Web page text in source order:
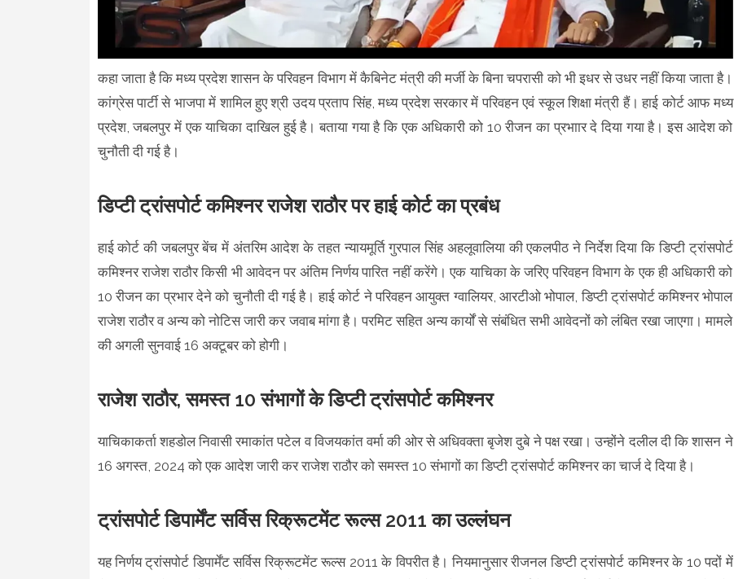
कहा जाता है कि मध्य प्रदेश शासन के परिवहन विभाग में कैबिनेट मंत्री की मर्जी के बिना चपरासी को भी इधर से उधर नहीं किया जाता है।
कांग्रेस पार्टी से भाजपा में शामिल हुए श्री उदय प्रताप सिंह, मध्य प्रदेश सरकार में परिवहन एवं स्कूल शिक्षा मंत्री हैं। हाई कोर्ट आफ मध्य
प्रदेश, जबलपुर में एक याचिका दाखिल हुई है। बताया गया है कि एक अधिकारी को 10 रीजन का प्रभाार दे दिया गया है। इस आदेश को
चुनौती दी गई है।
डिप्टी ट्रांसपोर्ट कमिश्नर राजेश राठौर पर हाई कोर्ट का प्रबंध
हाई कोर्ट की जबलपुर बेंच में अंतरिम आदेश के तहत न्यायमूर्ति गुरपाल सिंह अहलूवालिया की एकलपीठ ने निर्देश दिया कि डिप्टी ट्रांसपोर्ट
कमिश्नर राजेश राठौर किसी भी आवेदन पर अंतिम निर्णय पारित नहीं करेंगे। एक याचिका के जरिए परिवहन विभाग के एक ही अधिकारी को
10 रीजन का प्रभार देने को चुनौती दी गई है। हाई कोर्ट ने परिवहन आयुक्त ग्वालियर, आरटीओ भोपाल, डिप्टी ट्रांसपोर्ट कमिश्नर भोपाल
राजेश राठौर व अन्य को नोटिस जारी कर जवाब मांगा है। परमिट सहित अन्य कार्यों से संबंधित सभी आवेदनों को लंबित रखा जाएगा। मामले
की अगली सुनवाई 16 अक्टूबर को होगी।
राजेश राठौर, समस्त 10 संभागों के डिप्टी ट्रांसपोर्ट कमिश्नर
याचिकाकर्ता शहडोल निवासी रमाकांत पटेल व विजयकांत वर्मा की ओर से अधिवक्ता बृजेश दुबे ने पक्ष रखा। उन्होंने दलील दी कि शासन ने
16 अगस्त, 2024 को एक आदेश जारी कर राजेश राठौर को समस्त 10 संभागों का डिप्टी ट्रांसपोर्ट कमिश्नर का चार्ज दे दिया है।
ट्रांसपोर्ट डिपार्मेंट सर्विस रिक्रूटमेंट रूल्स 2011 का उल्लंघन
यह निर्णय ट्रांसपोर्ट डिपार्मेंट सर्विस रिक्रूटमेंट रूल्स 2011 के विपरीत है। नियमानुसार रीजनल डिप्टी ट्रांसपोर्ट कमिश्नर के 10 पदों में